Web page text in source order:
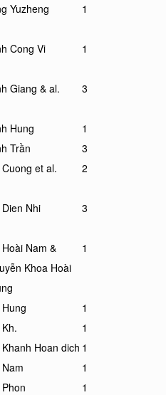
Yuzheng 1
Cong Vi 1
Giang & al. 3
Hung
1
Trần
3
Cuong et al. 2
Dien Nhi 3
Nam &
Khoa Hoài
1
1
1
Khanh Hoan dich 1
1
1